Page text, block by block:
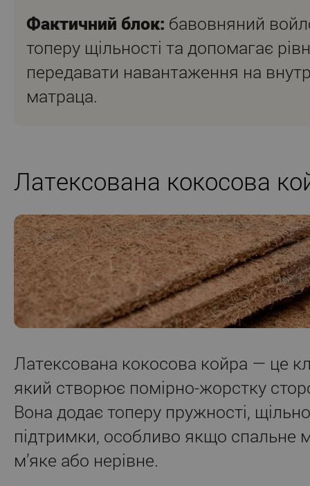
Фактичний блок: бавовняний
топеру щільності та допомагає
передавати навантаження на
матраца.
Латексована кокосова
Латексована кокосова койра — це
який створює помірно-жорстку
Вона додає топеру пружності,
підтримки, особливо якщо спальне
м’яке або нерівне.